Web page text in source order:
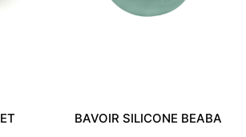
BAVOIR SILICONE BEABA